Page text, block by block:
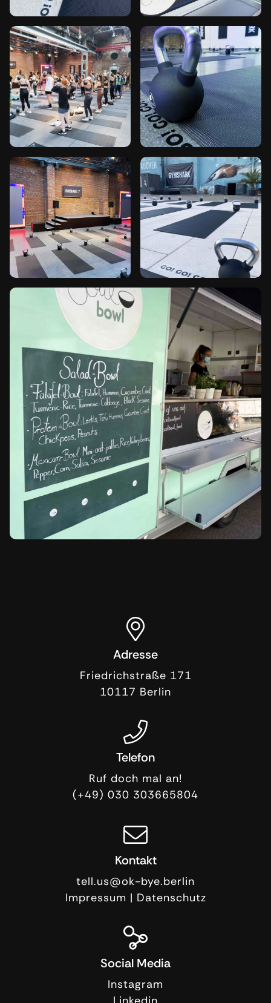
Adresse
Friedrichstraße 171
10117 Berlin
Telefon
Ruf doch mal an!
(+49) 030 303665804
Kontakt
tell.us@ok-bye.berlin
Impressum | Datenschutz
Social Media
Instagram